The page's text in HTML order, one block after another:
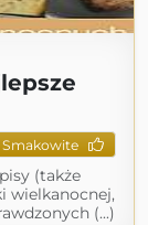
Smakowite
(także
wielkanocnej,
(...)